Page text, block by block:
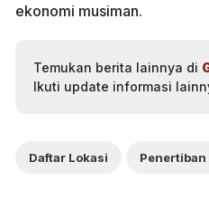
ekonomi musiman.
Temukan berita lainnya di
Ikuti update informasi
Daftar Lokasi